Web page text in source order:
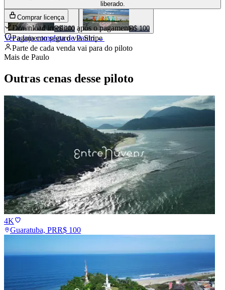
R$ 100 R$ 100
Ver a loja completa dePaulo→
liberado.
Comprar licença
Download imediato após o pagamento
Pagamento seguro via Stripe
Parte de cada venda vai para do piloto
Mais de Paulo
Outras cenas desse piloto
4K
Guaratuba, PRR$ 100